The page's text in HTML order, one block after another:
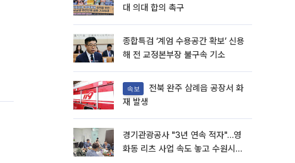
대 의대 합의 촉구
종합특검 ‘계엄 수용공간 확보’ 신용
해 전 교정본부장 불구속 기소
속보
재 발생
경기관광공사 "3년 연속 적자"…영
화동 리츠 사업 속도 놓고 수원시와